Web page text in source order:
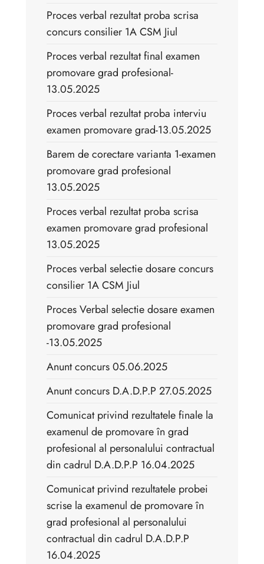
Proces verbal rezultat proba scrisa
concurs consilier 1A CSM Jiul
Proces verbal rezultat final examen
promovare grad profesional-
13.05.2025
Proces verbal rezultat proba interviu
examen promovare grad-13.05.2025
Barem de corectare varianta 1-examen
promovare grad profesional
13.05.2025
Proces verbal rezultat proba scrisa
examen promovare grad profesional
13.05.2025
Proces verbal selectie dosare concurs
consilier 1A CSM Jiul
Proces Verbal selectie dosare examen
promovare grad profesional
-13.05.2025
Anunt concurs 05.06.2025
Anunt concurs D.A.D.P.P 27.05.2025
Comunicat privind rezultatele finale la
examenul de promovare în grad
profesional al personalului contractual
din cadrul D.A.D.P.P 16.04.2025
Comunicat privind rezultatele probei
scrise la examenul de promovare în
grad profesional al personalului
contractual din cadrul D.A.D.P.P
16.04.2025